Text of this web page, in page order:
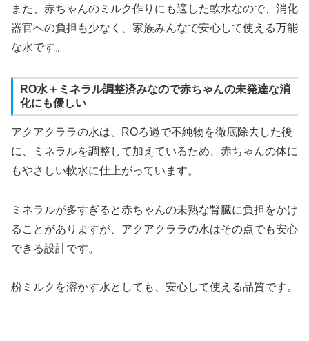
また、赤ちゃんのミルク作りにも適した軟水なので、消化
器官への負担も少なく、家族みんなで安心して使える万能
な水です。
RO水＋ミネラル調整済みなので赤ちゃんの未発達な消
化にも優しい
アクアクララの水は、ROろ過で不純物を徹底除去した後
に、ミネラルを調整して加えているため、赤ちゃんの体に
もやさしい軟水に仕上がっています。
ミネラルが多すぎると赤ちゃんの未熟な腎臓に負担をかけ
ることがありますが、アクアクララの水はその点でも安心
できる設計です。
粉ミルクを溶かす水としても、安心して使える品質です。